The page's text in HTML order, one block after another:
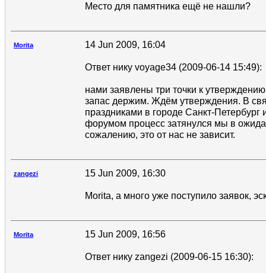
Место для памятника ещё не нашли?
Morita 14 Jun 2009, 16:04
Ответ нику voyage34 (2009-06-14 15:49):
нами заявлены три точки к
запас держим. Ждём утверждения. В
праздниками в городе Санкт-Петербург
форумом процесс затянулся мы в
сожалению, это от нас не зависит.
zangezi 15 Jun 2009, 16:30
Morita, а много уже поступило заявок,
Morita 15 Jun 2009, 16:56
Ответ нику zangezi (2009-06-15 16:30):